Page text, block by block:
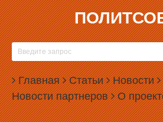
Главная Статьи Новости
Новости партнеров О
02.08.2017, 16:49
В ОБЛАСТНОМ
РАБОЧАЯ ГРУППА ПО
В Свердловской области появилась
будет заниматься проблемами
возглавит первый заместитель